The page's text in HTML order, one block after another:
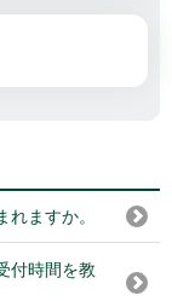
ますか。
付時間を教